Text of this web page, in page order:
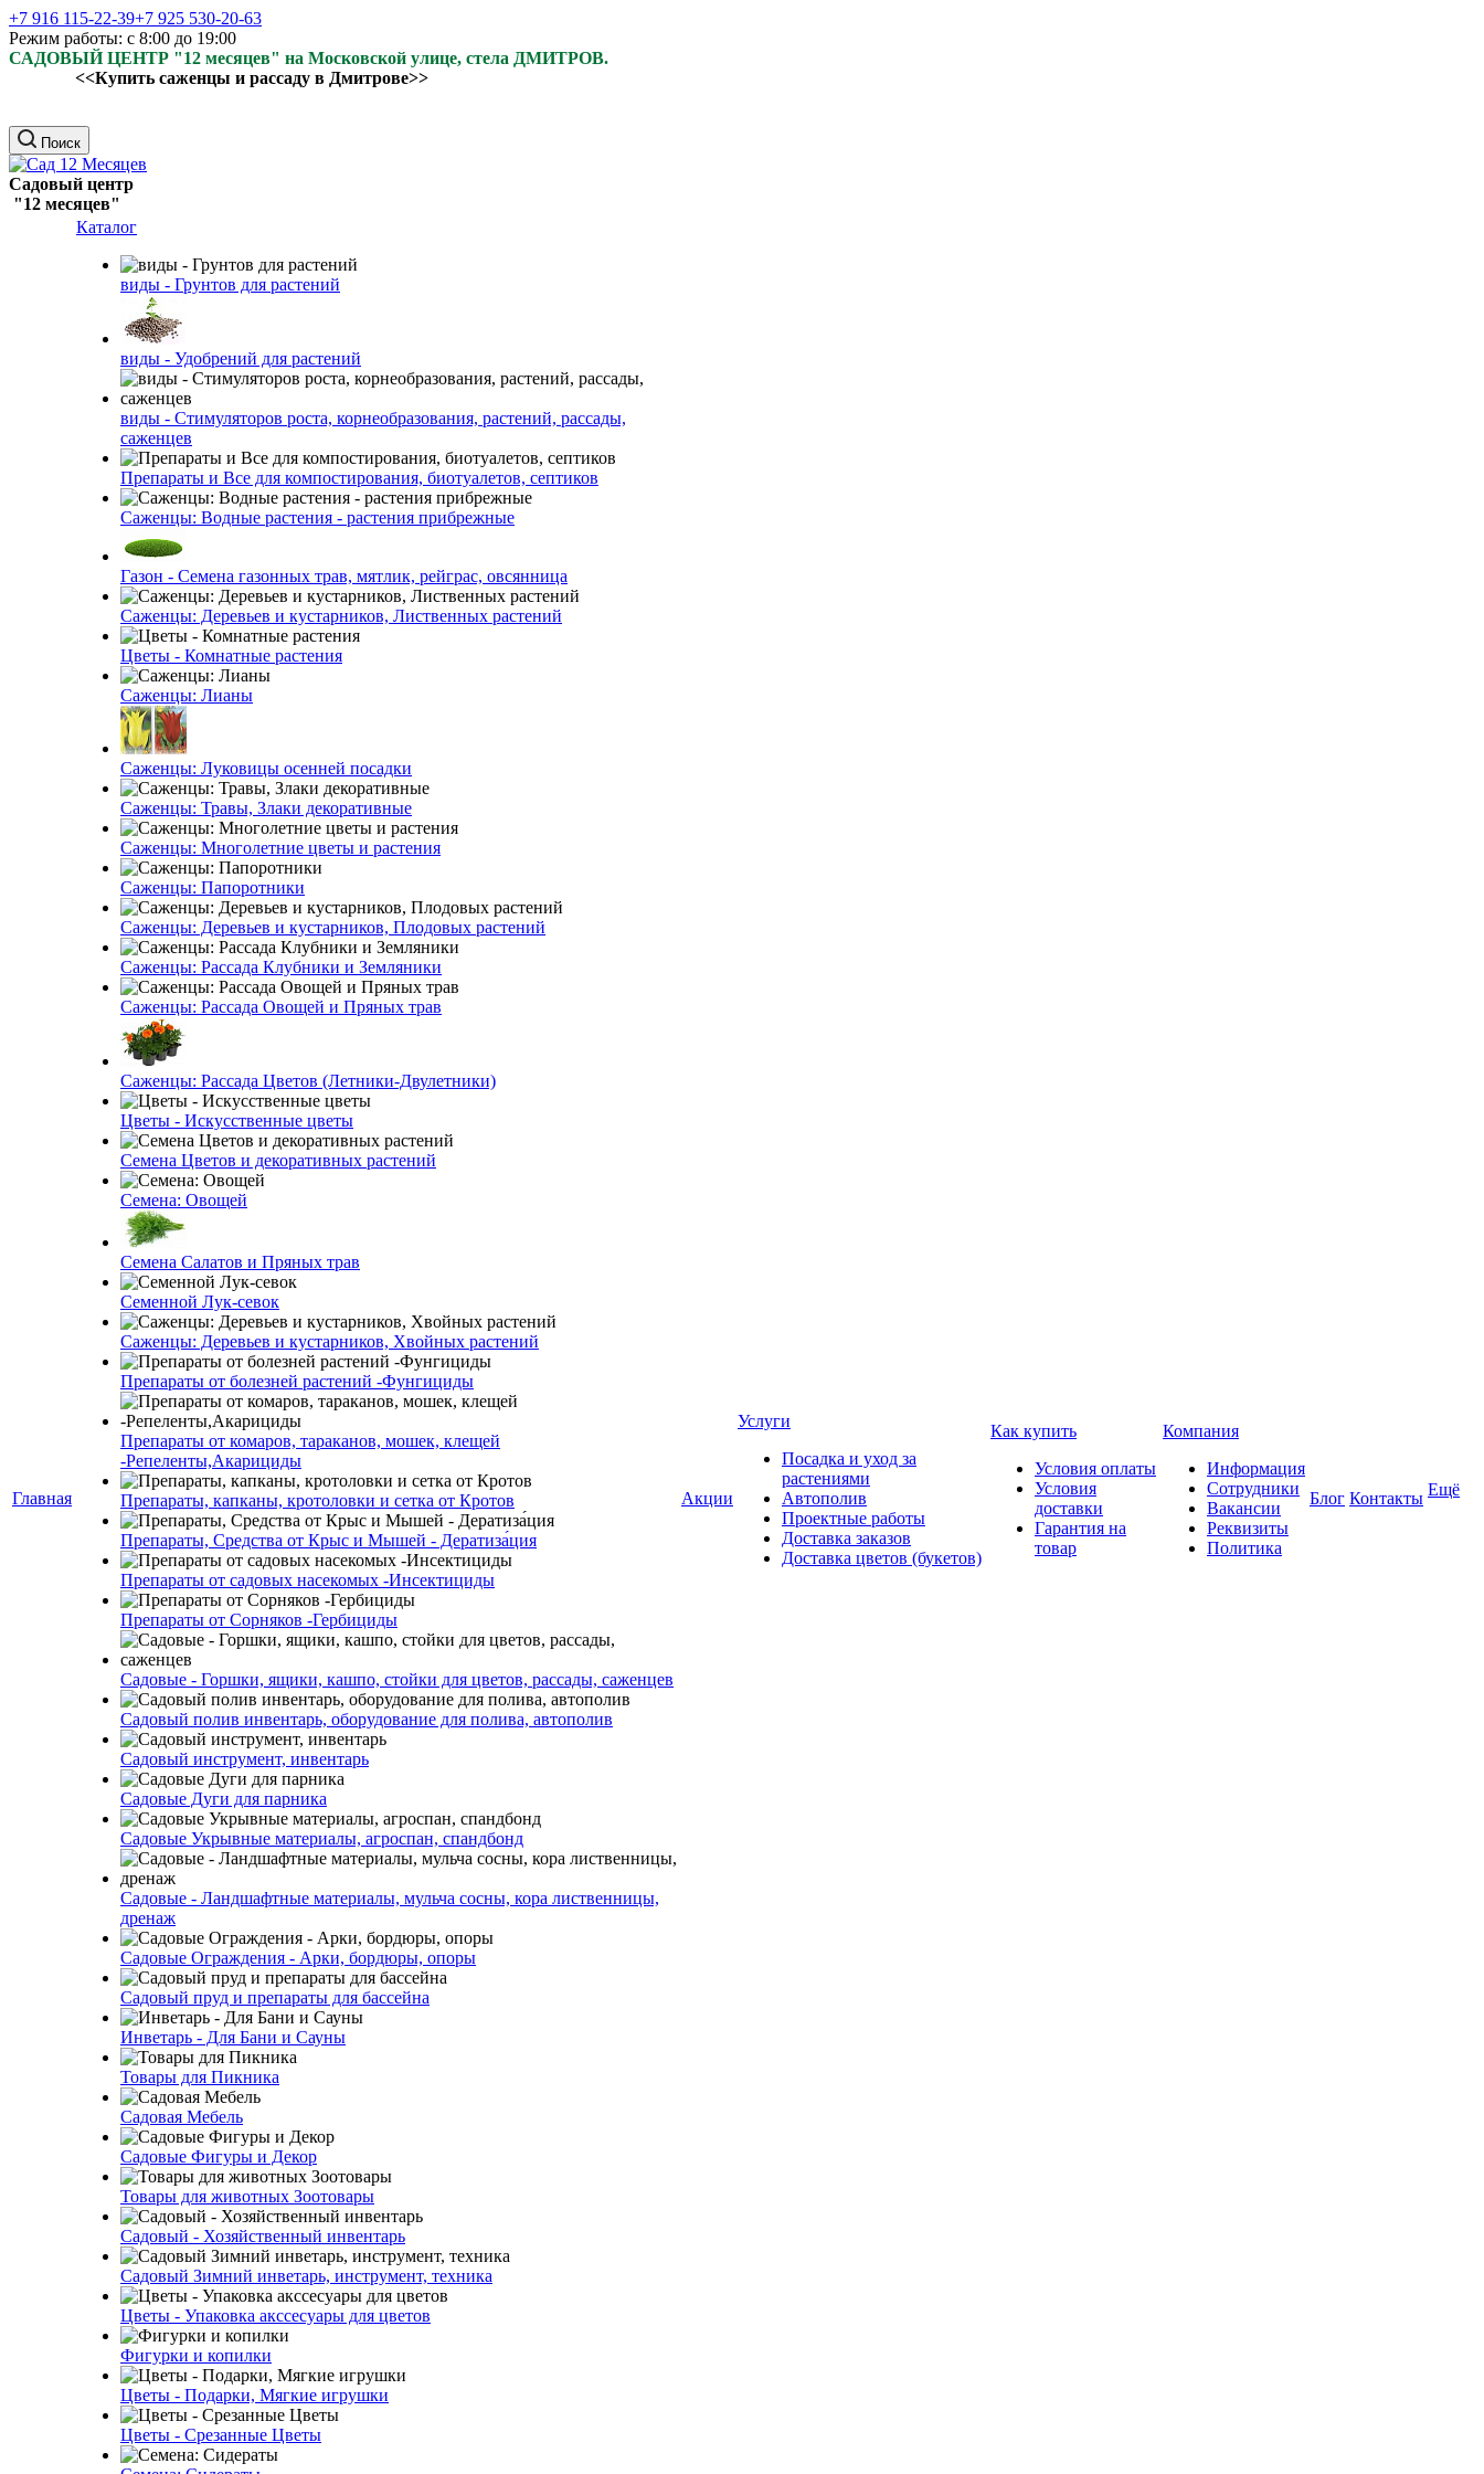
+7 916 115-22-39+7 925 530-20-63
Режим работы: с 8:00 до 19:00
САДОВЫЙ ЦЕНТР "12 месяцев" на Московской улице, стела ДМИТРОВ.
<<Купить саженцы и рассаду в Дмитрове>>
Поиск
Садовый центр
"12 месяцев"
Главная
Каталог
виды - Грунтов для растений
виды - Удобрений для растений
виды - Стимуляторов роста, корнеобразования, растений, рассады,
саженцев
Препараты и Все для компостирования, биотуалетов, септиков
Саженцы: Водные растения - растения прибрежные
Газон - Семена газонных трав, мятлик, рейграс, овсянница
Саженцы: Деревьев и кустарников, Лиственных растений
Цветы - Комнатные растения
Саженцы: Лианы
Саженцы: Луковицы осенней посадки
Саженцы: Травы, Злаки декоративные
Саженцы: Многолетние цветы и растения
Саженцы: Папоротники
Саженцы: Деревьев и кустарников, Плодовых растений
Саженцы: Рассада Клубники и Земляники
Саженцы: Рассада Овощей и Пряных трав
Саженцы: Рассада Цветов (Летники-Двулетники)
Цветы - Искусственные цветы
Семена Цветов и декоративных растений
Семена: Овощей
Семена Салатов и Пряных трав
Семенной Лук-севок
Саженцы: Деревьев и кустарников, Хвойных растений
Препараты от болезней растений -Фунгициды
Препараты от комаров, тараканов, мошек, клещей
-Репеленты,Акарициды
Препараты, капканы, кротоловки и сетка от Кротов
Препараты, Средства от Крыс и Мышей - Дератиза́ция
Препараты от садовых насекомых -Инсектициды
Препараты от Сорняков -Гербициды
Садовые - Горшки, ящики, кашпо, стойки для цветов, рассады, саженцев
Садовый полив инвентарь, оборудование для полива, автополив
Садовый инструмент, инвентарь
Садовые Дуги для парника
Садовые Укрывные материалы, агроспан, спандбонд
Садовые - Ландшафтные материалы, мульча сосны, кора лиственницы,
дренаж
Садовые Ограждения - Арки, бордюры, опоры
Садовый пруд и препараты для бассейна
Инветарь - Для Бани и Сауны
Товары для Пикника
Садовая Мебель
Садовые Фигуры и Декор
Товары для животных Зоотовары
Садовый - Хозяйственный инвентарь
Садовый Зимний инветарь, инструмент, техника
Цветы - Упаковка акссесуары для цветов
Фигурки и копилки
Цветы - Подарки, Мягкие игрушки
Цветы - Срезанные Цветы
Акции
Услуги
Посадка и уход за
растениями
Автополив
Проектные работы
Доставка заказов
Доставка цветов (букетов)
Как купить
Условия оплаты
Условия
доставки
Гарантия на
товар
Компания
Информация
Сотрудники
Вакансии
Реквизиты
Политика
Блог Контакты Ещё